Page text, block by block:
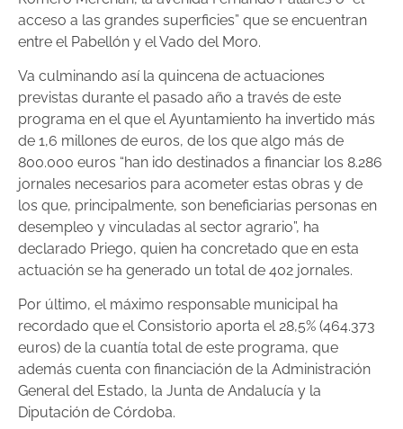
acceso a las grandes superficies” que se encuentran
entre el Pabellón y el Vado del Moro.
Va culminando así la quincena de actuaciones
previstas durante el pasado año a través de este
programa en el que el Ayuntamiento ha invertido más
de 1,6 millones de euros, de los que algo más de
800.000 euros “han ido destinados a financiar los 8.286
jornales necesarios para acometer estas obras y de
los que, principalmente, son beneficiarias personas en
desempleo y vinculadas al sector agrario”, ha
declarado Priego, quien ha concretado que en esta
actuación se ha generado un total de 402 jornales.
Por último, el máximo responsable municipal ha
recordado que el Consistorio aporta el 28,5% (464.373
euros) de la cuantía total de este programa, que
además cuenta con financiación de la Administración
General del Estado, la Junta de Andalucía y la
Diputación de Córdoba.